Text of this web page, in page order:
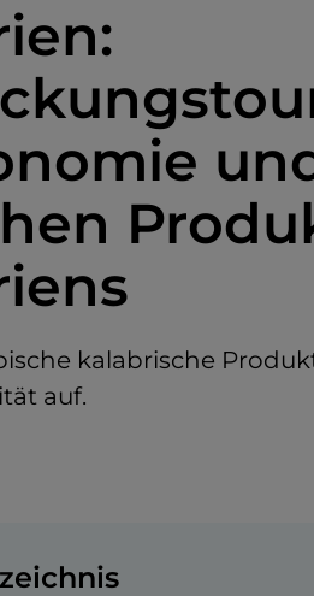
kalabrische
auf.